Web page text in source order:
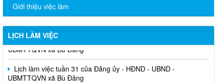
Giới thiệu việc làm
LỊCH LÀM VIỆC
Lịch làm việc tuần 32 của Đảng ủy - HĐND - UBND -
UBMTTQVN xã Bù Đăng
Lịch làm việc tuần 31 của Đảng ủy - HĐND - UBND -
UBMTTQVN xã Bù Đăng